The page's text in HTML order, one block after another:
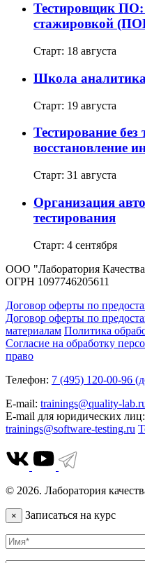
Тестировщик ПО:
стажировкой
Старт: 18 августа
Школа
Старт: 19 августа
Тестирование
восстановление
Старт: 31 августа
Организация
тестирования
Старт: 4 сентября
ООО "Лаборатория
ОГРН 1097746205611
Договор оферты по
Договор оферты по
материалам Политика
Согласие на обработку
право
Телефон: 7 (495) 120-00-96
E-mail: trainings@quality-
E-mail для юридических лиц:
trainings@software-testing.ru
© 2026. Лаборатория
× Записаться на курс